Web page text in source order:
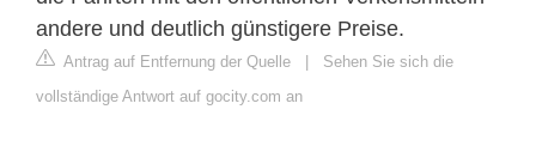
andere und deutlich günstigere Preise.
Antrag auf Entfernung der Quelle | Sehen Sie sich die
vollständige Antwort auf gocity.com an